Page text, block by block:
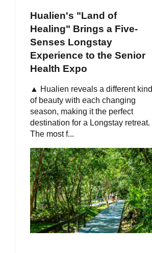
Hualien's "Land of
Healing" Brings a Five-
Senses Longstay
Experience to the Senior
Health Expo
▲ Hualien reveals a different kind
of beauty with each changing
season, making it the perfect
destination for a Longstay retreat.
The most f...